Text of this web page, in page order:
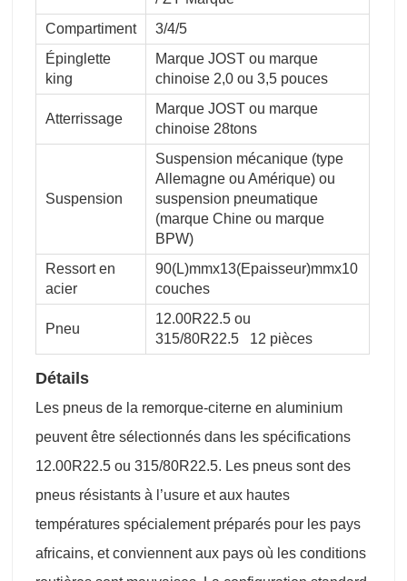
Compartiment
3/4/5
Épinglette
king
Marque JOST ou marque
chinoise 2,0 ou 3,5 pouces
Atterrissage
Marque JOST ou marque
chinoise 28tons
Suspension
Suspension mécanique (type
Allemagne ou Amérique) ou
suspension pneumatique
(marque Chine ou marque
BPW)
Ressort en
acier
90(L)mmx13(Epaisseur)mmx10
couches
Pneu
12.00R22.5 ou
315/80R22.5 12 pièces
Détails
Les pneus de la remorque-citerne en aluminium
peuvent être sélectionnés dans les spécifications
12.00R22.5 ou 315/80R22.5. Les pneus sont des
pneus résistants à l’usure et aux hautes
températures spécialement préparés pour les pays
africains, et conviennent aux pays où les conditions